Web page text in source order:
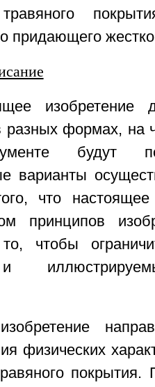
травяного
придающего
изобретение
разных формах, на
будут
варианты
что настоящее
принципов
чтобы
физических